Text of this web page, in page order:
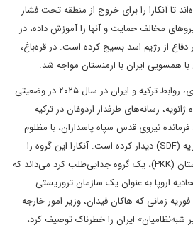
تا آنکارا را برای خروج از منطقه تحت فشار
مخالف حمایت و آنها را آموزش داده، در
دفاع از رژیم اسد بسیج کرده است. در قره‌باغ،
با همسویی ایران با ارمنستان مواجه شد.
در راستای این رویارویی منطقه‌ای، روابط ترکیه و ایران در سال ۲۰۲۵ در وضعیتی
رسانه‌های طرفدار اردوغان در ترکیه
نیروی قدس سپاه پاسداران، با مظلوم
عبدی، رهبر نیروهای دفاعی سوریه (SDF) دیدار کرده است. آنکارا این گروه را
شاخه سوری حزب کارگران کردستان (PKK)، یک گروه جدایی‌طلب کرد می‌داند که
اروپا به عنوان یک سازمان تروریستی
زمانی که هاکان فیدان، وزیر امور خارجه
ایران را خطرناک توصیف کرد،